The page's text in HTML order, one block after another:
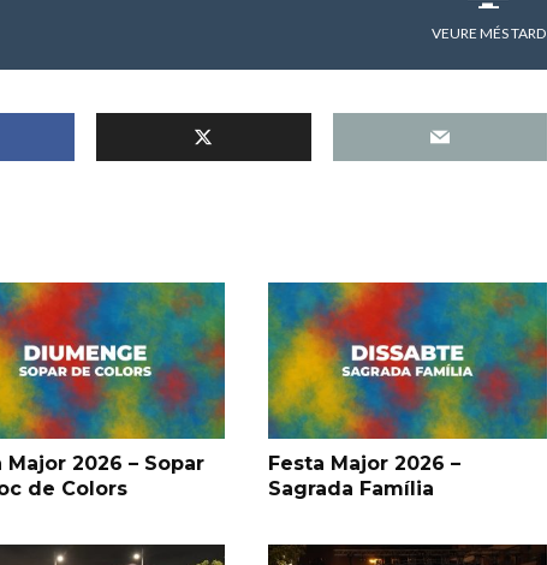
VEURE MÉS TARD
Major 2026 – Sopar
de Colors
Festa Major 2026 –
Sagrada Família